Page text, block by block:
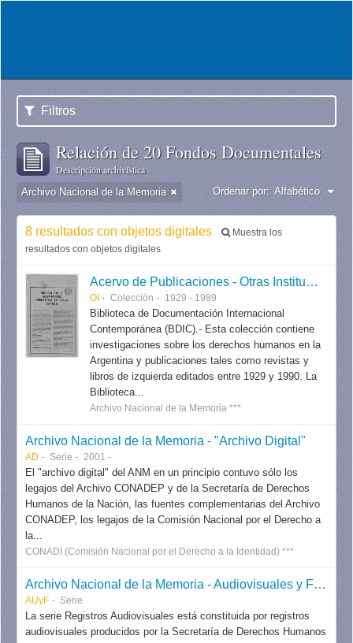
Filtros
Relación de 20 Fondos Documentales
Descripción archivística
Archivo Nacional de la Memoria Ordenar por: Alfabético
8 resultados con objetos digitales
Muestra los
resultados con objetos digitales
Acervo de Publicaciones - Otras Instituciones
OI Colección 1929 - 1989
Biblioteca de Documentación Internacional
Contemporánea (BDIC).- Esta colección contiene
investigaciones sobre los derechos humanos en la
Argentina y publicaciones tales como revistas y
libros de izquierda editados entre 1929 y 1990. La
Biblioteca...
Archivo Nacional de la Memoria ***
Archivo Nacional de la Memoria - "Archivo Digital"
AD Serie 2001 -
El "archivo digital" del ANM en un principio contuvo sólo los
legajos del Archivo CONADEP y de la Secretaría de Derechos
Humanos de la Nación, las fuentes complementarias del Archivo
CONADEP, los legajos de la Comisión Nacional por el Derecho a
la...
CONADI (Comisión Nacional por el Derecho a la Identidad) ***
Archivo Nacional de la Memoria - Audiovisuales y Fotografías
AUyF Serie
La serie Registros Audiovisuales está constituida por registros
audiovisuales producidos por la Secretaría de Derechos Humanos